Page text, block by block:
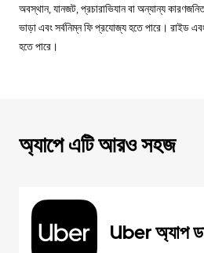
অবস্থান, যানজট, প্রচারাভিযান বা অন্যান্য কারণজনিত
ভাড়া এবং সর্বনিম্ন ফি প্রযোজ্য হতে পারে। রাইড
হতে পারে।
অ্যাপে এটি আরও সহজ
Uber অ্যাপ